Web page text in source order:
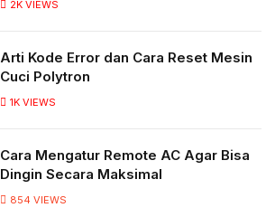
2K VIEWS
Arti Kode Error dan Cara Reset Mesin
Cuci Polytron
1K VIEWS
Cara Mengatur Remote AC Agar Bisa
Dingin Secara Maksimal
854 VIEWS